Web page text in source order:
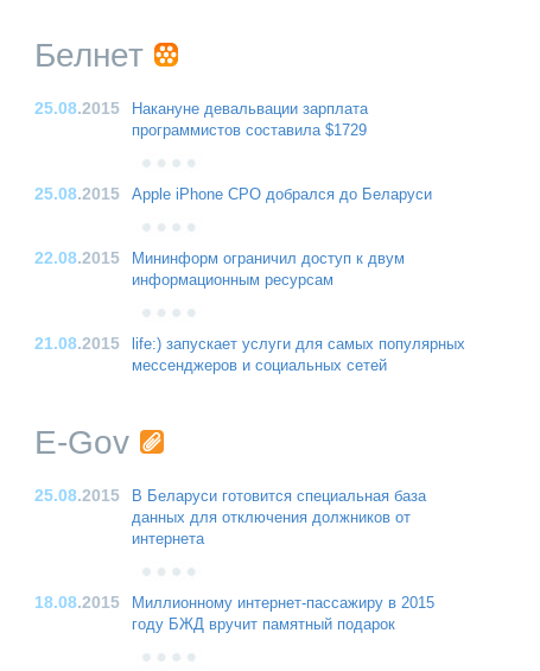
Белнет
25.08.2015
Накануне девальвации зарплата
программистов составила $1729
25.08.2015 Apple iPhone CPO добрался до Беларуси
22.08.2015
Мининформ ограничил доступ к двум
информационным ресурсам
21.08.2015
life:) запускает услуги для самых популярных
мессенджеров и социальных сетей
E-Gov
25.08.2015
В Беларуси готовится специальная база
данных для отключения должников от
интернета
18.08.2015
Миллионному интернет-пассажиру в 2015
году БЖД вручит памятный подарок